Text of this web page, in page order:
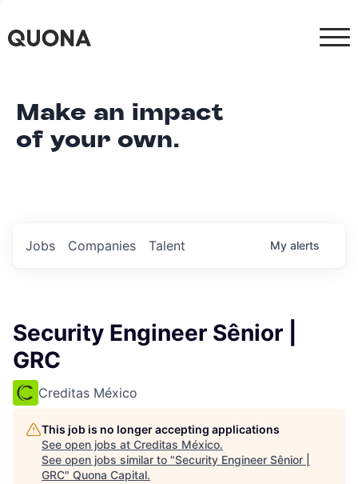
Make an impact
of your own.
Jobs Companies Talent My alerts
Security Engineer Sênior |
GRC
Creditas México
This job is no longer accepting applications
See open jobs at Creditas México.
See open jobs similar to "Security Engineer Sênior |
GRC" Quona Capital.